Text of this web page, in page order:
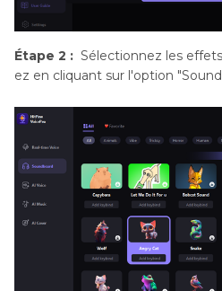
Étape 2 : Sélectionnez les
ez en cliquant sur l'option